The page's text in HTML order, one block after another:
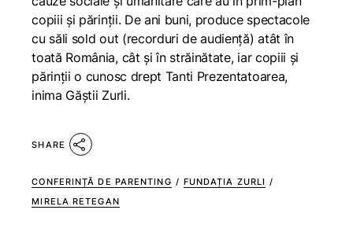
copiii și părinții. De ani buni, produce spectacole
cu săli sold out (recorduri de audiență) atât în
toată România, cât și în străinătate, iar copiii și
părinţii o cunosc drept Tanti Prezentatoarea,
inima Găștii Zurli.
SHARE
CONFERINȚĂ DE PARENTING / FUNDAȚIA ZURLI /
MIRELA RETEGAN